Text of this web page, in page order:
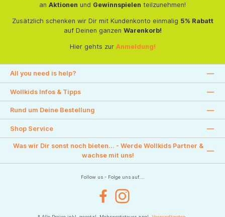
an Aktionen und Gewinnspielen teilzunehmen!
Zusätzlich schenken wir Dir mit Kundenkonto einmalig 5% Rabatt
auf Deinen ganzen Warenkorb!
Hier gehts zur Anmeldung!
All you need is help?
Wollkids Infos & Tipps
Rund um Deine Bestellung
Shop Service
Was wir Dir sonst noch bieten... - Werde Wollkids Partner &
wachse mit uns!
Follow us - Folge uns auf....
FacebookInstagram